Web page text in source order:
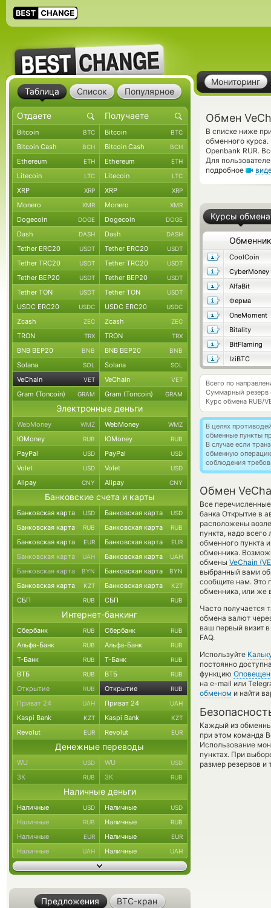
Мониторинг
Обмен
В списке ниже
обменного
Openbank RUR.
Для
подробное
Курсы обмена
Обменник
CoolCoin
CyberMoney
AlfaBit
Ферма
OneMoment
Bitality
BitFlaming
IziBTC
Всего по
Суммарный резерв
Курс обмена RUB/
В целях
обменные пункты
В случае если
обменную
соблюдения
Обмен
Все
банка Открытие в
расположены
пункта, надо
обменного пункта
обменника.
обмены VeChain
выбранный вами
сообщите нам. Это
обменника, или же
Часто получается
обмена валют
ваш первый визит
FAQ.
Используйте
постоянно
функцию
на e-mail или
обменом и найти
Каждый из
при этом команда
Использование
пунктах. При
размер резервов и
Таблица Список Популярное
Bitcoin BTC Bitcoin BTC
Bitcoin Cash BCH Bitcoin Cash BCH
Ethereum ETH Ethereum ETH
Litecoin LTC Litecoin LTC
XRP XRP XRP XRP
Monero XMR Monero XMR
Dogecoin DOGE Dogecoin DOGE
Dash DASH Dash DASH
Tether ERC20 USDT Tether ERC20 USDT
Tether TRC20 USDT Tether TRC20 USDT
Tether BEP20 USDT Tether BEP20 USDT
Tether TON USDT Tether TON USDT
USDC ERC20 USDC USDC ERC20 USDC
Zcash ZEC Zcash ZEC
TRON TRX TRON TRX
BNB BEP20 BNB BNB BEP20 BNB
Solana SOL Solana SOL
VeChain VET VeChain VET
Gram (Toncoin) GRAM Gram (Toncoin) GRAM
Электронные деньги
WebMoney WMZ WebMoney WMZ
ЮMoney RUB ЮMoney RUB
PayPal USD PayPal USD
Volet USD Volet USD
Alipay CNY Alipay CNY
Банковские счета и карты
Банковская карта USD Банковская карта USD
Банковская карта RUB Банковская карта RUB
Банковская карта EUR Банковская карта EUR
Банковская карта UAH Банковская карта UAH
Банковская карта BYN Банковская карта BYN
Банковская карта KZT Банковская карта KZT
СБП RUB СБП RUB
Интернет-банкинг
Сбербанк RUB Сбербанк RUB
Альфа-Банк RUB Альфа-Банк RUB
Т-Банк RUB Т-Банк RUB
ВТБ RUB ВТБ RUB
Открытие RUB Открытие RUB
Приват 24 UAH Приват 24 UAH
Kaspi Bank KZT Kaspi Bank KZT
Revolut EUR Revolut EUR
Денежные переводы
WU USD WU USD
ЗК RUB ЗК RUB
Наличные деньги
Наличные USD Наличные USD
Наличные RUB Наличные RUB
Наличные EUR Наличные EUR
Наличные UAH Наличные UAH
Предложения BTC-кран